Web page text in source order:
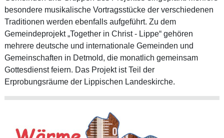
besondere musikalische Vortragsstücke der verschiedenen
Traditionen werden ebenfalls aufgeführt. Zu dem
Gemeindeprojekt „Together in Christ - Lippe“ gehören
mehrere deutsche und internationale Gemeinden und
Gemeinschaften in Detmold, die monatlich gemeinsam
Gottesdienst feiern. Das Projekt ist Teil der
Erprobungsräume der Lippischen Landeskirche.